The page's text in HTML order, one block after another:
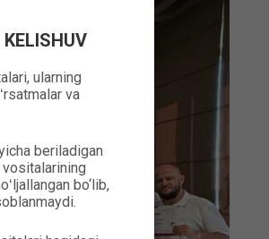
ularning
va
beriladigan
bo‘lib,